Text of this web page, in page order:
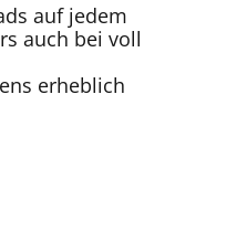
auf jedem
auch bei voll
erheblich